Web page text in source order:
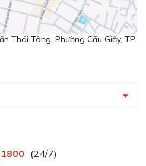
Thái Tông, Phường Cầu Giấy, TP.
(24/7)